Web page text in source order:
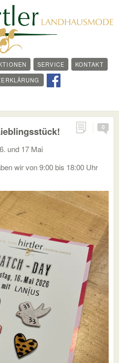
SERVICE
KONTAKT
0
und 17 Mai
wir von 9:00 bis 18:00 Uhr